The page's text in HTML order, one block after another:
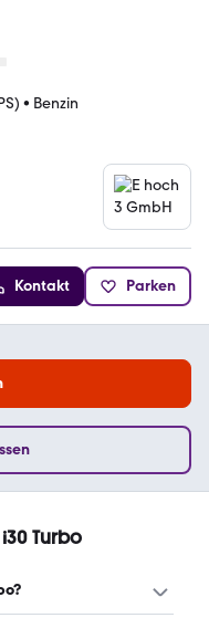
• Benzin
Kontakt Parken
Turbo